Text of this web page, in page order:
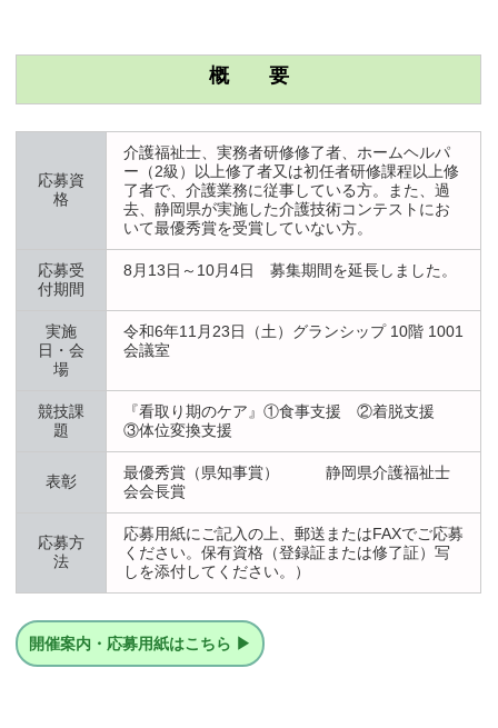
概 要
応募資
格
介護福祉士、実務者研修修了者、ホームヘルパ
ー（2級）以上修了者又は初任者研修課程以上修
了者で、介護業務に従事している方。また、過
去、静岡県が実施した介護技術コンテストにお
いて最優秀賞を受賞していない方。
応募受
付期間
8月13日～10月4日 募集期間を延長しました。
実施
日・会
場
令和6年11月23日（土）グランシップ 10階 1001
会議室
競技課
題
『看取り期のケア』①食事支援 ②着脱支援
③体位変換支援
表彰
最優秀賞（県知事賞） 静岡県介護福祉士
会会長賞
応募方
法
応募用紙にご記入の上、郵送またはFAXでご応募
ください。保有資格（登録証または修了証）写
しを添付してください。）
開催案内・応募用紙はこちら ▶